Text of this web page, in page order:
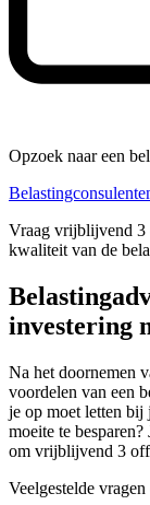
Opzoek naar een
Vraag vrijblijvend 3
kwaliteit van de
investering
Na het doornemen
voordelen van een
je op moet letten
moeite te
om vrijblijvend 3
Veelgestelde